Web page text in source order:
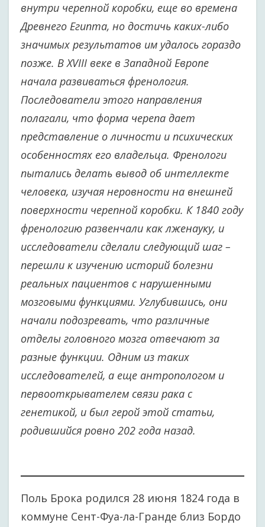
внутри черепной коробки, еще во времена
Древнего Египта, но достичь каких-либо
значимых результатов им удалось гораздо
позже. В XVIII веке в Западной Европе
начала развиваться френология.
Последователи этого направления
полагали, что форма черепа дает
представление о личности и психических
особенностях его владельца. Френологи
пытались делать вывод об интеллекте
человека, изучая неровности на внешней
поверхности черепной коробки. К 1840 году
френологию развенчали как лженауку, и
исследователи сделали следующий шаг –
перешли к изучению историй болезни
реальных пациентов с нарушенными
мозговыми функциями. Углубившись, они
начали подозревать, что различные
отделы головного мозга отвечают за
разные функции. Одним из таких
исследователей, а еще антропологом и
первооткрывателем связи рака с
генетикой, и был герой этой статьи,
родившийся ровно 202 года назад.
Поль Брока родился 28 июня 1824 года в
коммуне Сент-Фуа-ла-Гранде близ Бордо